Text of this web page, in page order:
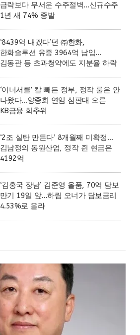
급락보다 무서운 수주절벽…신규수주
1년 새 74% 증발
‘8439억 내겠다’던 ㈜한화,
한화솔루션 유증 3964억 납입…
김동관 등 초과청약에도 지분율 하락
‘이너서클’ 칼 빼든 정부, 정작 룰은 안
나왔다…양종희 연임 심판대 오른
KB금융 회추위
‘2조 실탄 만든다’ 8개월째 미확정…
김남정의 동원산업, 정작 쥔 현금은
4192억
‘김홍국 장남’ 김준영 올품, 70억 담보
만기 19일 앞…하림 오너가 담보금리
4.53%로 올라